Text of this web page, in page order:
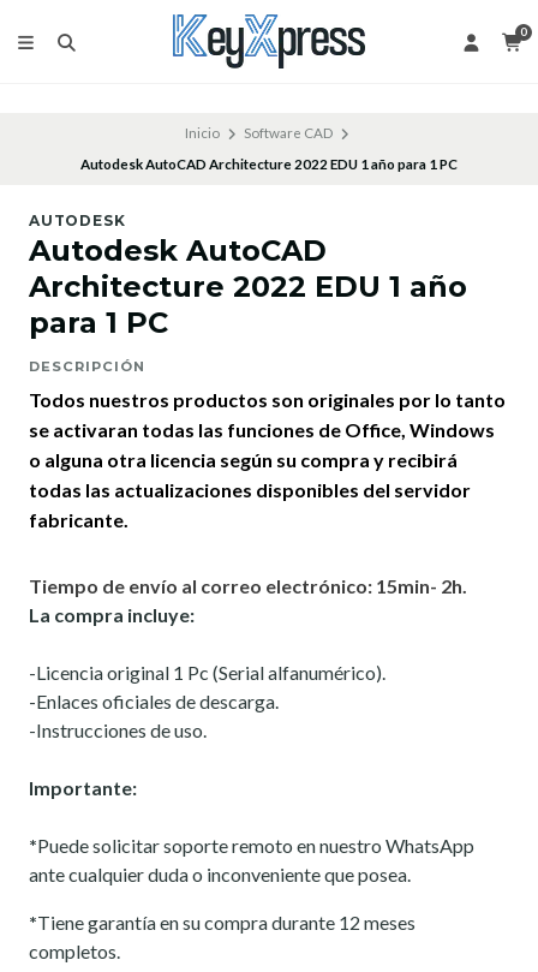
0
Inicio
Software CAD
Autodesk AutoCAD Architecture 2022 EDU 1 año para 1 PC
AUTODESK
Autodesk AutoCAD
Architecture 2022 EDU 1 año
para 1 PC
DESCRIPCIÓN
Todos nuestros productos son originales por lo tanto
se activaran todas las funciones de Office, Windows
o alguna otra licencia según su compra y recibirá
todas las actualizaciones disponibles del servidor
fabricante.
Tiempo de envío al correo electrónico: 15min- 2h.
La compra incluye:
-Licencia original 1 Pc (Serial alfanumérico).
-Enlaces oficiales de descarga.
-Instrucciones de uso.
Importante:
*Puede solicitar soporte remoto en nuestro WhatsApp
ante cualquier duda o inconveniente que posea.
*Tiene garantía en su compra durante 12 meses
completos.